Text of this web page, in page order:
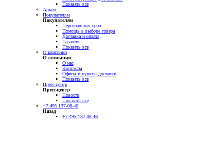
Показать все
Архив
Покупателям
Покупателям
Персональная цена
Помощь в выборе товара
Доставка и оплата
Гарантия
Показать все
О компании
О компании
О нас
Контакты
Офисы и пункты доставки
Показать все
Пресс-центр
Пресс-центр
Новости
Показать все
+7 495 137-08-46
Назад
+7 495 137-08-46